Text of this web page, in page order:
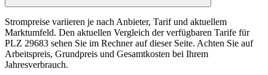
Strompreise variieren je nach Anbieter, Tarif und aktuellem
Marktumfeld. Den aktuellen Vergleich der verfügbaren Tarife für
PLZ 29683 sehen Sie im Rechner auf dieser Seite. Achten Sie auf
Arbeitspreis, Grundpreis und Gesamtkosten bei Ihrem
Jahresverbrauch.